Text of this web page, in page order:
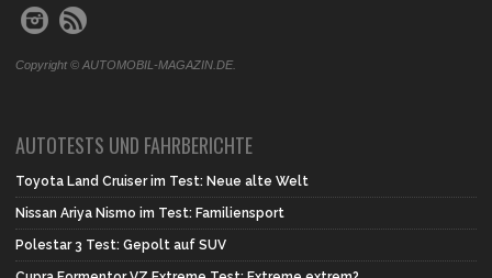
Copyright © AUTOMOBIL-MAGAZIN.DE.
AUTOTESTS UND FAHRBERICHTE
Toyota Land Cruiser im Test: Neue alte Welt
Nissan Ariya Nismo im Test: Familiensport
Polestar 3 Test: Gepolt auf SUV